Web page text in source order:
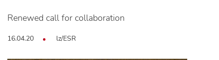
Renewed call for collaboration
16.04.20 lz/ESR